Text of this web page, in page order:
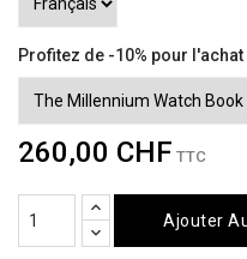
Profitez de -10% pour
260,00 CHF TTC
Ajouter